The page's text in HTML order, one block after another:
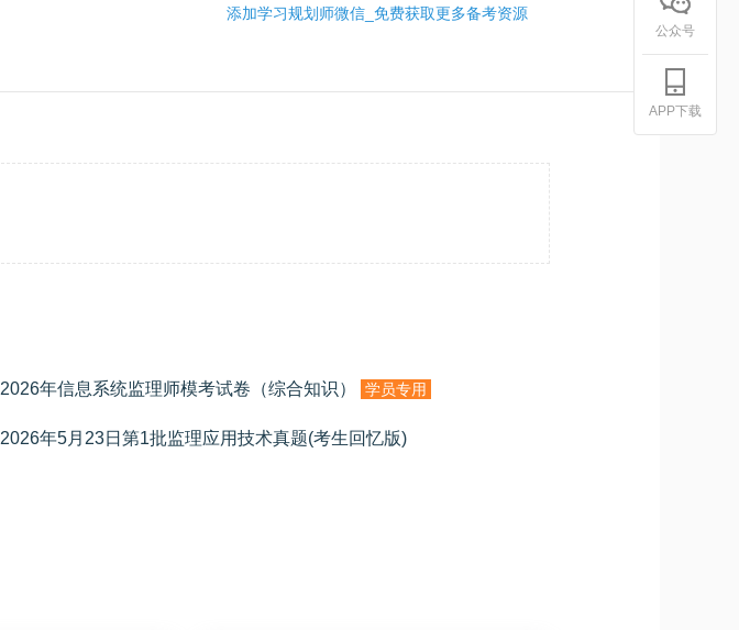
添加学习规划师微信_免费获取更多备考资源
2026年信息系统监理师模考试卷（综合知识） 学员专用
2026年5月23日第1批监理应用技术真题(考生回忆版)
公众号
APP下载